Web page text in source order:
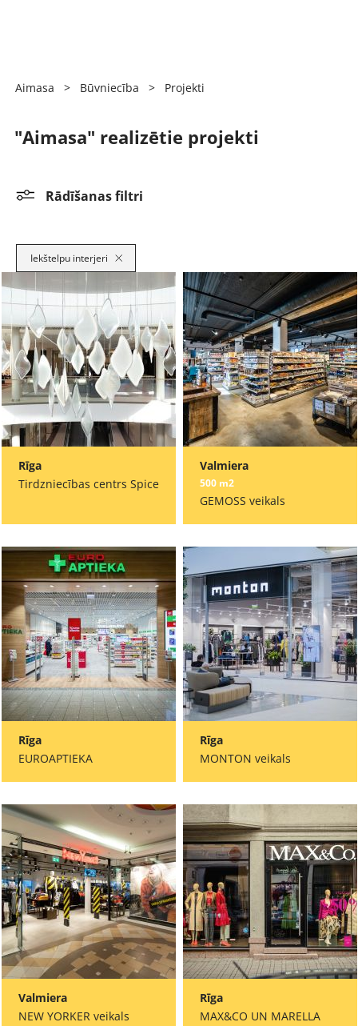
Aimasa > Būvniecība > Projekti
"Aimasa" realizētie projekti
Rādīšanas filtri
Iekštelpu interjeri
Rīga
Tirdzniecības centrs Spice
Valmiera
500 m2
GEMOSS veikals
Rīga
EUROAPTIEKA
Rīga
MONTON veikals
Valmiera
NEW YORKER veikals
Rīga
MAX&CO UN MARELLA